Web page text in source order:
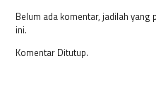
Belum ada komentar, jadilah
ini.
Komentar Ditutup.